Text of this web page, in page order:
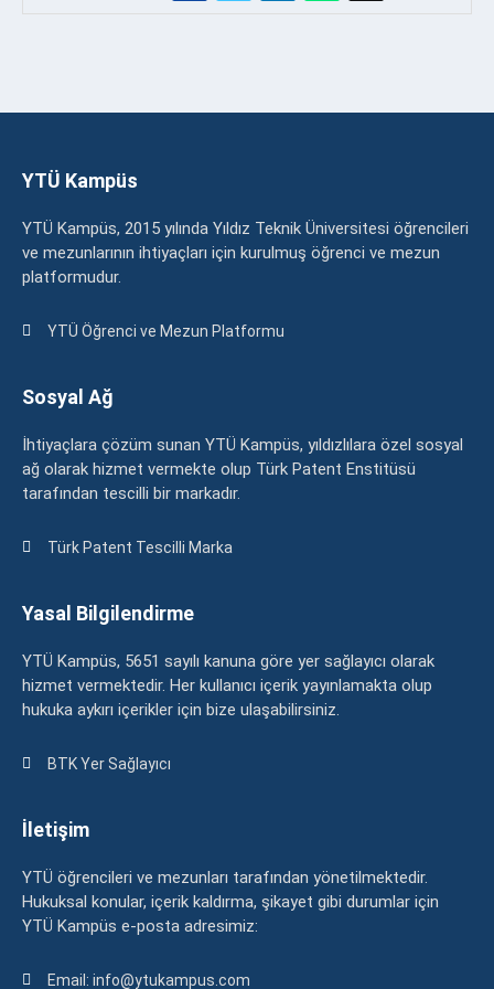
YTÜ Kampüs
YTÜ Kampüs, 2015 yılında Yıldız Teknik Üniversitesi öğrencileri
ve mezunlarının ihtiyaçları için kurulmuş öğrenci ve mezun
platformudur.
YTÜ Öğrenci ve Mezun Platformu
Sosyal Ağ
İhtiyaçlara çözüm sunan YTÜ Kampüs, yıldızlılara özel sosyal
ağ olarak hizmet vermekte olup Türk Patent Enstitüsü
tarafından tescilli bir markadır.
Türk Patent Tescilli Marka
Yasal Bilgilendirme
YTÜ Kampüs, 5651 sayılı kanuna göre yer sağlayıcı olarak
hizmet vermektedir. Her kullanıcı içerik yayınlamakta olup
hukuka aykırı içerikler için bize ulaşabilirsiniz.
BTK Yer Sağlayıcı
İletişim
YTÜ öğrencileri ve mezunları tarafından yönetilmektedir.
Hukuksal konular, içerik kaldırma, şikayet gibi durumlar için
YTÜ Kampüs e-posta adresimiz:
Email: info@ytukampus.com